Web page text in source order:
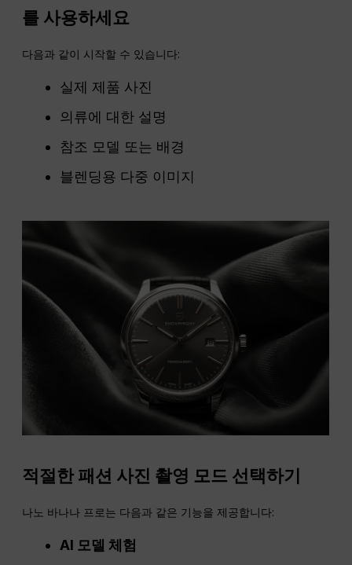
를 사용하세요
다음과 같이 시작할 수 있습니다:
실제 제품 사진
의류에 대한 설명
참조 모델 또는 배경
블렌딩용 다중 이미지
적절한 패션 사진 촬영 모드 선택하기
나노 바나나 프로는 다음과 같은 기능을 제공합니다:
AI 모델 체험